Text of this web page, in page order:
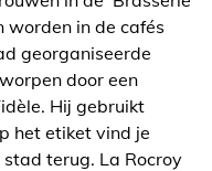
worden in de cafés
georganiseerde
door een
Hij gebruikt
het etiket vind je
terug. La Rocroy